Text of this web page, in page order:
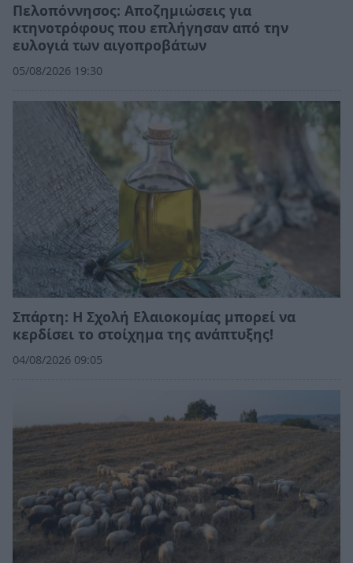
Πελοπόννησος: Αποζημιώσεις για
κτηνοτρόφους που επλήγησαν από την
ευλογιά των αιγοπροβάτων
05/08/2026 19:30
Σπάρτη: Η Σχολή Ελαιοκομίας μπορεί να
κερδίσει το στοίχημα της ανάπτυξης!
04/08/2026 09:05